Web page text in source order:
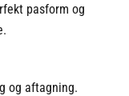
pasform og
og aftagning.